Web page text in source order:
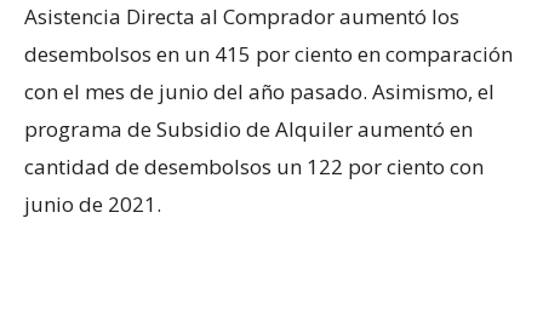
Asistencia Directa al Comprador aumentó los
desembolsos en un 415 por ciento en comparación
con el mes de junio del año pasado. Asimismo, el
programa de Subsidio de Alquiler aumentó en
cantidad de desembolsos un 122 por ciento con
junio de 2021.